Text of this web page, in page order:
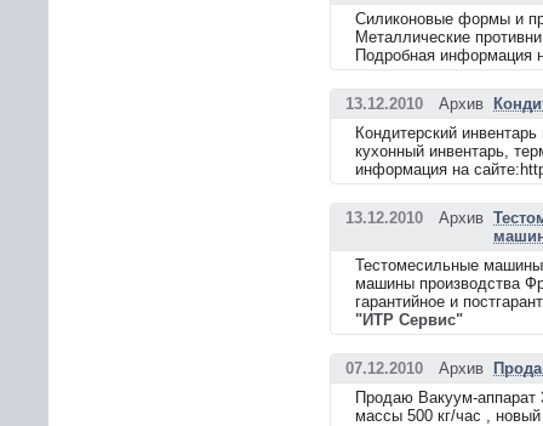
Силиконовые формы и
Металлические
Подробная информация
13.12.2010 Архив
Кондитерский
кухонный инвентарь,
информация на
13.12.2010 Архив
Тестомесильные
машины производства
гарантийное и
"ИТР Сервис"
07.12.2010 Архив
Продаю Вакуум-аппарат
массы 500 кг/час ,